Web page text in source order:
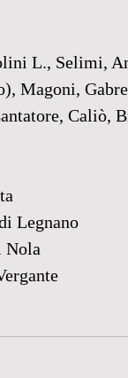
L., Selimi,
Magoni,
Caliò,
Legnano
Nola